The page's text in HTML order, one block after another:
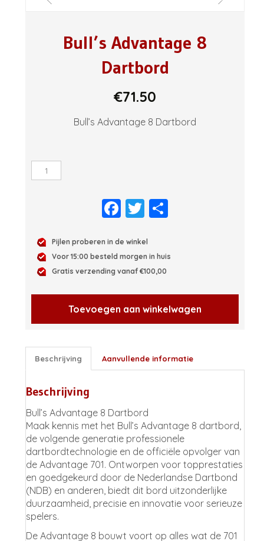
Bull’s Advantage 8
Dartbord
€71.50
Bull’s Advantage 8 Dartbord
Bull's
Advantage
Facebook
Twitter
Pijlen proberen in de winkel
Voor 15:00 besteld morgen in huis
Gratis verzending vanaf €100,00
Toevoegen aan winkelwagen
Beschrijving Aanvullende informatie
Beschrijving
Bull’s Advantage 8 Dartbord
Maak kennis met het Bull’s Advantage 8 dartbord,
de volgende generatie professionele
dartbordtechnologie en de officiële opvolger van
de Advantage 701. Ontworpen voor topprestaties
en goedgekeurd door de Nederlandse Dartbond
(NDB) en anderen, biedt dit bord uitzonderlijke
duurzaamheid, precisie en innovatie voor serieuze
spelers.
De Advantage 8 bouwt voort op alles wat de 701